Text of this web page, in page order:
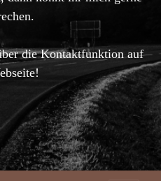
die Kontaktfunktion auf